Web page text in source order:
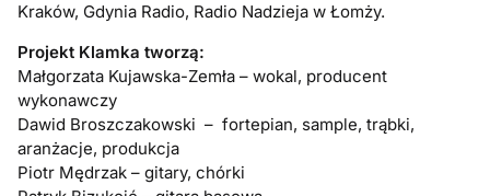
Kraków, Gdynia Radio, Radio Nadzieja w Łomży.
Projekt Klamka tworzą:
Małgorzata Kujawska-Zemła – wokal, producent
wykonawczy
Dawid Broszczakowski – fortepian, sample, trąbki,
aranżacje, produkcja
Piotr Mędrzak – gitary, chórki